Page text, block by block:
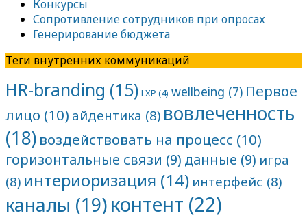
Конкурсы
Сопротивление сотрудников при опросах
Генерирование бюджета
Теги внутренних коммуникаций
HR-branding (15) LXP (4) wellbeing (7) Первое
лицо (10) айдентика (8) вовлеченность
(18) воздействовать на процесс (10)
горизонтальные связи (9) данные (9) игра
(8) интериоризация (14) интерфейс (8)
каналы (19)контент (22)